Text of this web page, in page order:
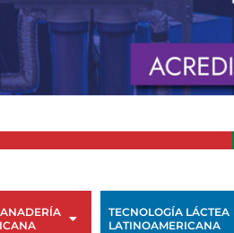
TECNOLOGÍA LÁCTEA
LATINOAMERICANA